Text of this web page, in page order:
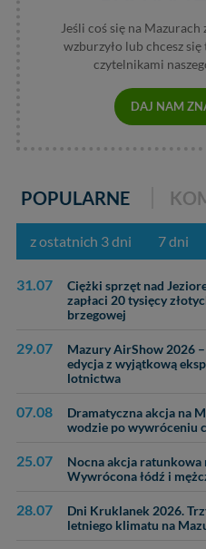
Jeśli coś się na Mazurach
wzburzyło lub chcesz
czytelnikami
DAJ NAM
POPULARNE
z ostatnich 3 dni 7 dni
31.07
Ciężki sprzęt nad
zapłaci 20 tysięcy
brzegowej
29.07
Mazury AirShow 2026
edycja z wyjątkową
lotnictwa
07.08
Dramatyczna akcja na
wodzie po wywróceniu
25.07
Nocna akcja ratunkowa
Wywrócona łódź i
28.07
Dni Kruklanek 2026.
letniego klimatu na
ich
do
pewnych